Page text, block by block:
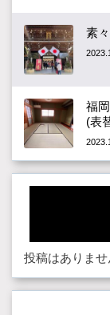
素
福
(表
投稿はありませ